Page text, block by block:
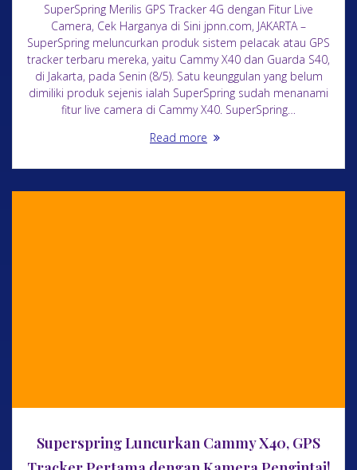
SuperSpring Merilis GPS Tracker 4G dengan Fitur Live
Camera, Cek Harganya di Sini jpnn.com, JAKARTA –
SuperSpring meluncurkan produk sistem pelacak atau GPS
tracker terbaru mereka, yaitu Cammy X40 dan Guarda S40,
di Jakarta, pada Senin (8/5). Satu keunggulan yang belum
dimiliki produk sejenis ialah SuperSpring sudah menanami
fitur live camera di Cammy X40. SuperSpring…
Read more
Superspring Luncurkan Cammy X40, GPS